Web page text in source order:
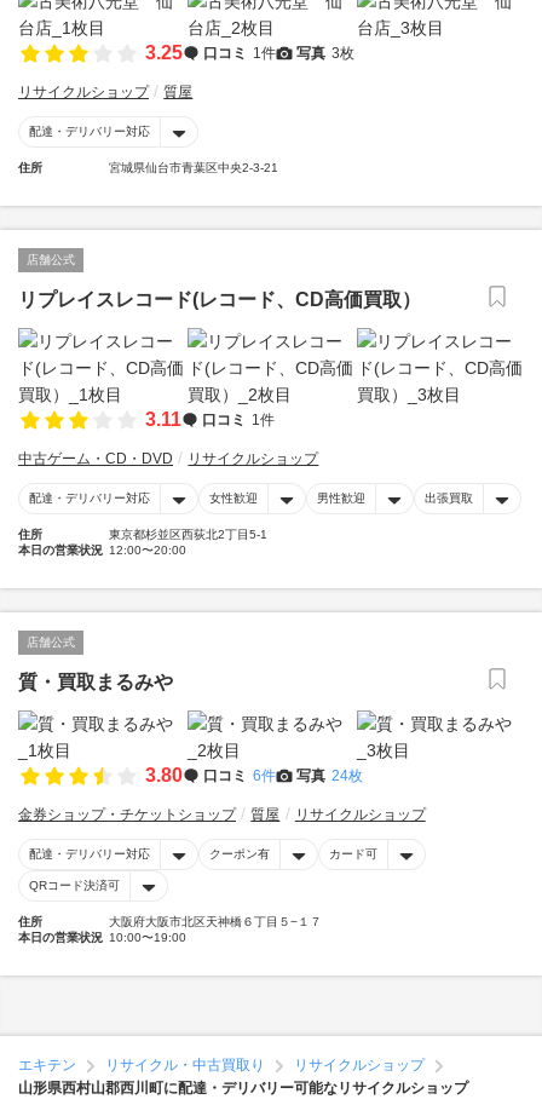
3.25 口コミ 1件 写真 3枚
リサイクルショップ 質屋
配達・デリバリー対応
住所 宮城県仙台市青葉区中央2-3-21
店舗公式
リプレイスレコード(レコード、CD高価買取）
3.11 口コミ 1件
中古ゲーム・CD・DVD リサイクルショップ
配達・デリバリー対応 女性歓迎 男性歓迎 出張買取
住所
東京都杉並区西荻北2丁目5-1
本日の営業状況 12:00〜20:00
店舗公式
質・買取まるみや
3.80 口コミ 6件 写真 24枚
金券ショップ・チケットショップ 質屋 リサイクルショップ
配達・デリバリー対応 クーポン有 カード可
QRコード決済可
住所
大阪府大阪市北区天神橋６丁目５−１７
本日の営業状況 10:00〜19:00
エキテン リサイクル・中古買取り
リサイクルショップ
山形県西村山郡西川町に配達・デリバリー可能なリサイクルショップ